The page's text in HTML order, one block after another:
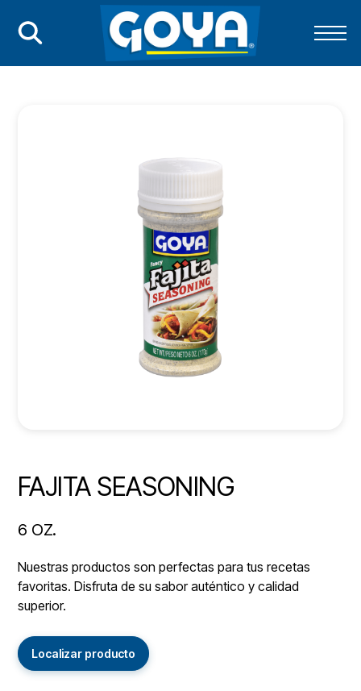
FAJITA SEASONING
6 OZ.
Nuestras productos son perfectas para tus recetas
favoritas. Disfruta de su sabor auténtico y calidad
superior.
Localizar producto